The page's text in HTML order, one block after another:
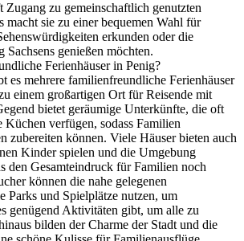
Zugang zu gemeinschaftlich genutzten
macht sie zu einer bequemen Wahl für
erkunden oder die
Sachsens genießen möchten.
Ferienhäuser in Penig?
es mehrere familienfreundliche Ferienhäuser
einem großartigen Ort für Reisende mit
bietet geräumige Unterkünfte, die oft
Küchen verfügen, sodass Familien
zubereiten können. Viele Häuser bieten auch
Kinder spielen und die Umgebung
den Gesamteindruck für Familien noch
können die nahe gelegenen
Parks und Spielplätze nutzen, um
genügend Aktivitäten gibt, um alle zu
bilden der Charme der Stadt und die